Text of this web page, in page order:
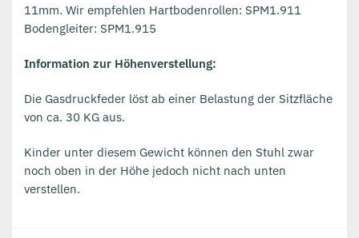
11mm. Wir empfehlen Hartbodenrollen: SPM1.911
Bodengleiter: SPM1.915
Information zur Höhenverstellung:
Die Gasdruckfeder löst ab einer Belastung der Sitzfläche
von ca. 30 KG aus.
Kinder unter diesem Gewicht können den Stuhl zwar
noch oben in der Höhe jedoch nicht nach unten
verstellen.